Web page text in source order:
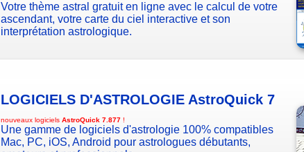
Votre thème astral gratuit en ligne avec le calcul de votre
ascendant, votre carte du ciel interactive et son
interprétation astrologique.
LOGICIELS D'ASTROLOGIE AstroQuick 7
nouveaux logiciels AstroQuick 7.877 !
Une gamme de logiciels d'astrologie 100% compatibles
Mac, PC, iOS, Android pour astrologues débutants,